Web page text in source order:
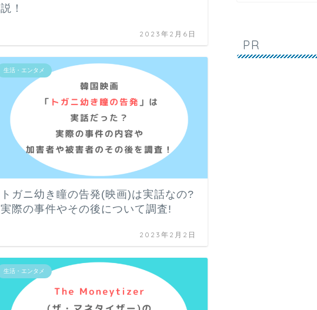
説！
2023年2月6日
生活・エンタメ
トガニ幼き瞳の告発(映画)は実話なの?
実際の事件やその後について調査!
2023年2月2日
生活・エンタメ
PR